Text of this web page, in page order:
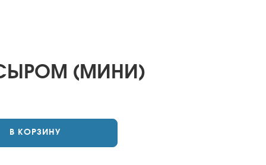
запеченные
(МИНИ)
В КОРЗИНУ